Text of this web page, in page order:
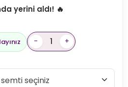
yerini aldı! 🔥
- +